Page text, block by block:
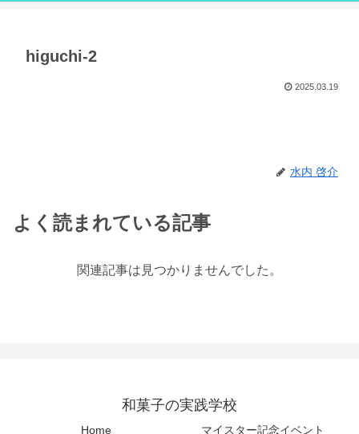
higuchi-2
2025.03.19
水内 啓介
よく読まれている記事
関連記事は見つかりませんでした。
和菓子の実践学校
Home マイスター記念イベント